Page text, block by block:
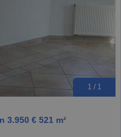
1 / 1
3.950 € 521 m²